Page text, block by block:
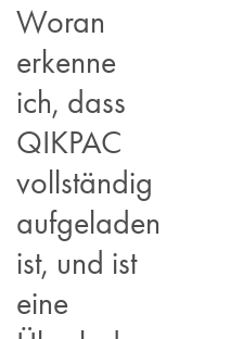
Woran
erkenne
ich, dass
QIKPAC
vollständig
aufgeladen
ist, und ist
eine